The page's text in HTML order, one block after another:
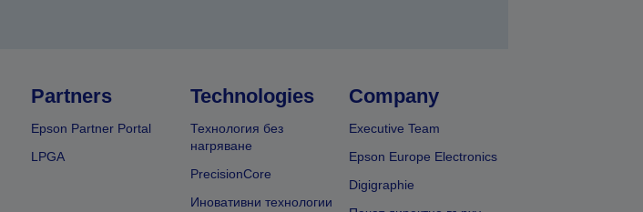
Partners
Epson Partner Portal
LPGA
Technologies
Технология без
нагряване
PrecisionCore
Иновативни технологии
Company
Executive Team
Epson Europe Electronics
Digigraphie